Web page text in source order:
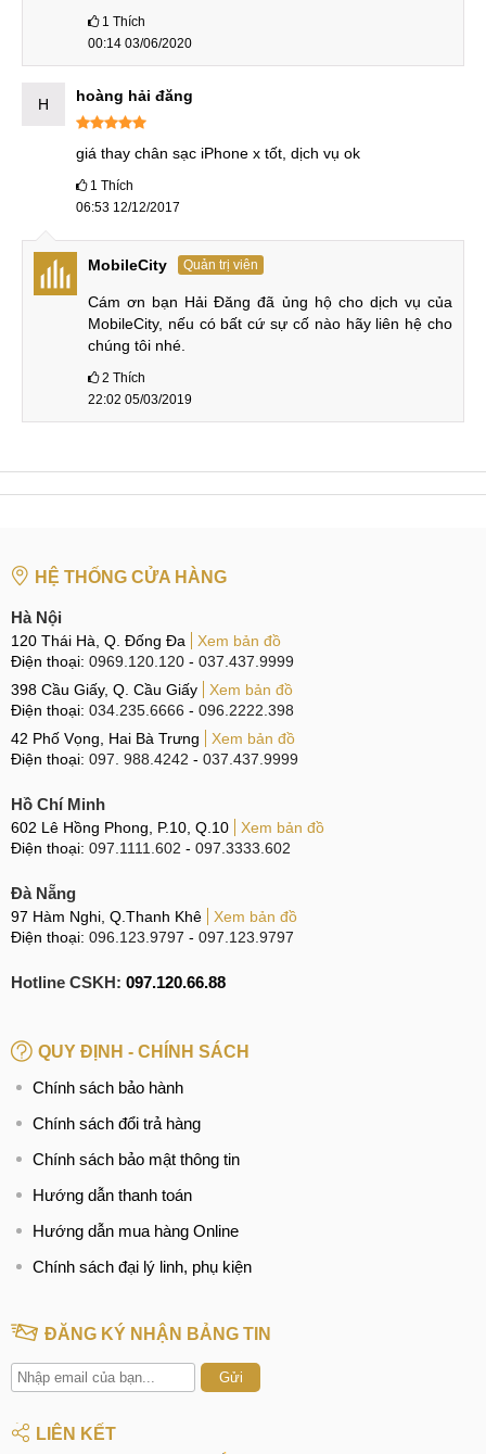
uy tín để nhận được sự hỗ trợ từ các kỹ thuật viên chuyên
nghiệp. Dưới đây là quy trình sửa chân sạc iPhone X tại
MobileCity mà Quý khách có thể tham khảo như sau:
B1: Tiếp nhận
Tiếp nhận iPhone X và lắng nghe tình trạng máy gặp phải từ
khách hàng.
Tiếp nhận iPhone từ khách hàng
B2: Báo giá
Kỹ thuật viên tiến hành kiểm tra để xác định cụ thể lỗi mà
máy gặp phải từ đó đề xuất phương án sửa chữa phù hợp
nhất đến khách hàng. Nếu khách hàng đồng ý, kỹ thuật viên
sẽ tiến hành sửa chân sạc iPhone X.
Báo giá dịch vụ thay chân sạc
Thực hiện tắt nguồn máy, tháo khay SIM, tháo vít ở cạnh
dưới sau đó dùng các dụng cụ chuyên dụng để tách màn
hình ra khỏi thân máy. Lần lượt tháo các linh kiện điện tử
liên quan để thay sửa chân sạc iPhone X. Tuỳ vào tình trạng
của điện thoại, kỹ thuật viên sẽ tiến hành thay hoặc sửa theo
đúng những gì đã thống nhất với khách hàng.
B4: Lắp ráp & kiểm tra
Sau khi hoàn tất quá trình thay sửa, kỹ thuật viên sẽ tiến
hành lắp lại hoàn chỉnh điện thoại và kiểm tra toàn bộ các
chức năng của máy, đảm bảo máy hoạt động bình thường.
B5: Bàn giao
In hoá đơn, giấy bảo hành và bàn giao lại điện thoại cho
khách hàng.
Bàn giao thiết bị
chọn dịch vụ thay chân sạc iPhone X!
1 Thích
00:14 03/06/2020
H hoàng hải đăng
giá thay chân sạc iPhone x tốt, dịch vụ ok
1 Thích
06:53 12/12/2017
MobileCity Quản trị viên
Cám ơn bạn Hải Đăng đã ủng hộ cho dịch vụ của
MobileCity, nếu có bất cứ sự cố nào hãy liên hệ cho
chúng tôi nhé.
2 Thích
22:02 05/03/2019
HỆ THỐNG CỬA HÀNG
Hà Nội
120 Thái Hà, Q. Đống Đa
Xem bản đồ
Điện thoại: 0969.120.120 - 037.437.9999
398 Cầu Giấy, Q. Cầu Giấy
Xem bản đồ
Điện thoại: 034.235.6666 - 096.2222.398
42 Phố Vọng, Hai Bà Trưng
Xem bản đồ
Điện thoại: 097. 988.4242 - 037.437.9999
Hồ Chí Minh
602 Lê Hồng Phong, P.10, Q.10
Xem bản đồ
Điện thoại: 097.1111.602 - 097.3333.602
Đà Nẵng
97 Hàm Nghi, Q.Thanh Khê
Xem bản đồ
Điện thoại: 096.123.9797 - 097.123.9797
Hotline CSKH: 097.120.66.88
QUY ĐỊNH - CHÍNH SÁCH
Chính sách bảo hành
Chính sách đổi trả hàng
Chính sách bảo mật thông tin
Hướng dẫn thanh toán
Hướng dẫn mua hàng Online
Chính sách đại lý linh, phụ kiện
ĐĂNG KÝ NHẬN BẢNG TIN
Gửi
LIÊN KẾT